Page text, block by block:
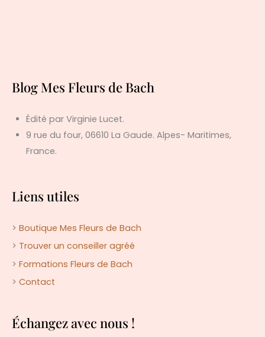
Blog Mes Fleurs de Bach
Édité par Virginie Lucet.
9 rue du four, 06610 La Gaude. Alpes- Maritimes,
France.
Liens utiles
> Boutique Mes Fleurs de Bach
> Trouver un conseiller agréé
> Formations Fleurs de Bach
> Contact
Échangez avec nous !